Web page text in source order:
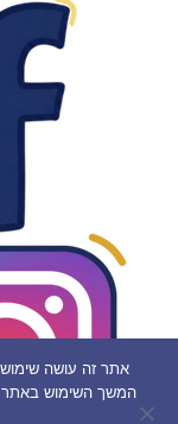
המשך השימוש באתר